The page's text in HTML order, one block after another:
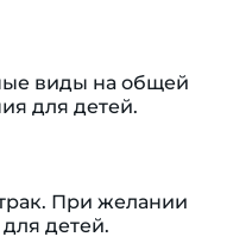
виды на общей
для детей.
При желании
детей.